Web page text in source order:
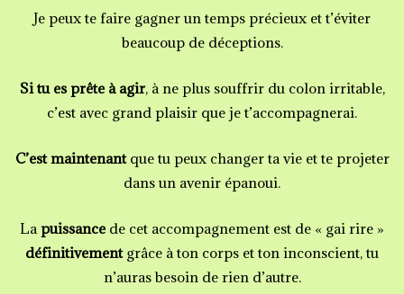
u
5
Je peux te faire gagner un temps précieux et t’éviter
beaucoup de déceptions.
Si tu es prête à agir, à ne plus souffrir du colon irritable,
c’est avec grand plaisir que je t’accompagnerai.
C’est maintenantque tu peux changer ta vie et te projeter
dans un avenir épanoui.
Lapuissance de cet accompagnement est de « gai rire »
définitivementgrâce à ton corps et ton inconscient, tu
n’auras besoin de rien d’autre.